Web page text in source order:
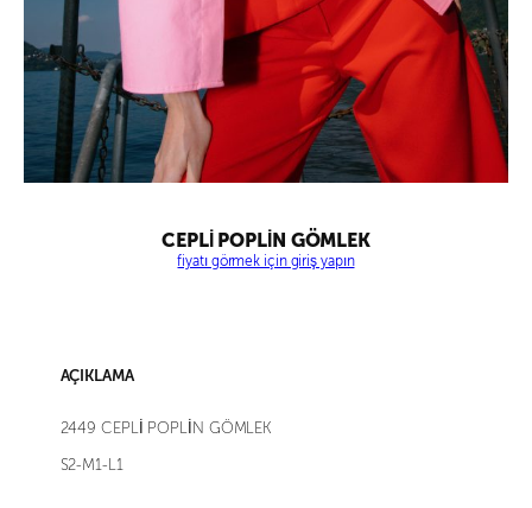
CEPLİ POPLİN GÖMLEK
fiyatı görmek için giriş yapın
AÇIKLAMA
2449 CEPLİ POPLİN GÖMLEK
S2-M1-L1